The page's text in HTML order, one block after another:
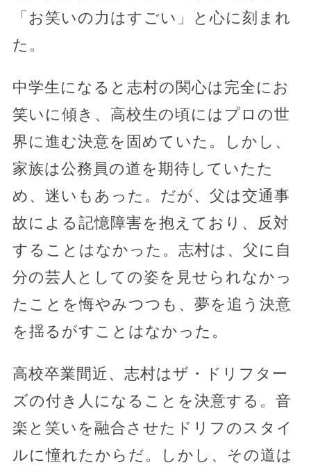
「お笑いの力はすごい」と心に刻まれ
た。
中学生になると志村の関心は完全にお
笑いに傾き、高校生の頃にはプロの世
界に進む決意を固めていた。しかし、
家族は公務員の道を期待していたた
め、迷いもあった。だが、父は交通事
故による記憶障害を抱えており、反対
することはなかった。志村は、父に自
分の芸人としての姿を見せられなかっ
たことを悔やみつつも、夢を追う決意
を揺るがすことはなかった。
高校卒業間近、志村はザ・ドリフター
ズの付き人になることを決意する。音
楽と笑いを融合させたドリフのスタイ
ルに憧れたからだ。しかし、その道は